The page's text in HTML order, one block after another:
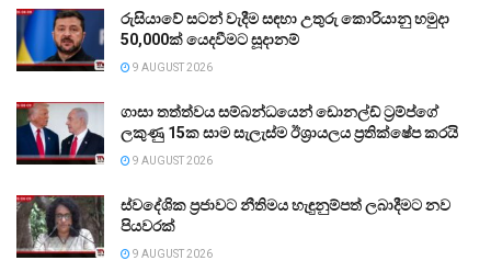
රුසියාවේ සටන් වැදීම සඳහා උතුරු කොරියානු හමුදා
50,000ක් යෙදවීමට සූදානම්
9 AUGUST 2026
ගාසා තත්ත්වය සම්බන්ධයෙන් ඩොනල්ඩ් ට්‍රම්ප්ගේ
ලකුණු 15ක සාම සැලැස්ම ඊශ්‍රායලය ප්‍රතික්ෂේප කරයි
9 AUGUST 2026
ස්වදේශික ප්‍රජාවට නීතිමය හැඳුනුම්පත් ලබාදීමට නව
පියවරක්
9 AUGUST 2026